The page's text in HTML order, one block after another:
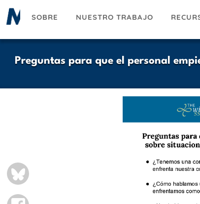
Pasar
SOBRE NUESTRO TRABAJO
Preguntas para que el personal
BLUESKY